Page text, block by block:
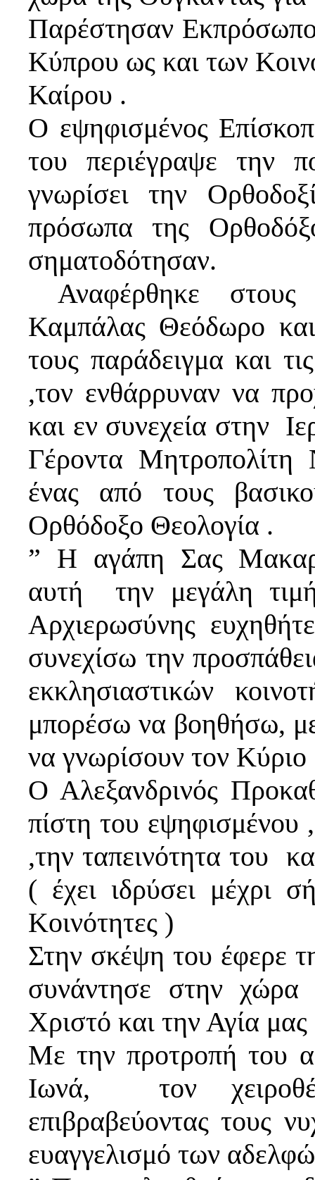
Παρέστησαν
Κύπρου ως και των
Καίρου .
Ο εψηφισμένος
του περιέγραψε την
γνωρίσει την
πρόσωπα της
σηματοδότησαν.
Αναφέρθηκε στους
Καμπάλας Θεόδωρο
τους παράδειγμα και
,τον ενθάρρυναν να
και εν συνεχεία στην
Γέροντα
ένας από τους
Ορθόδοξο Θεολογία .
” Η αγάπη Σας
αυτή την μεγάλη
Αρχιερωσύνης
συνεχίσω την
εκκλησιαστικών
μπορέσω να βοηθήσω,
να γνωρίσουν τον
Ο Αλεξανδρινός
πίστη του εψηφισμένου
,την ταπεινότητα του
( έχει ιδρύσει μέχρι
Κοινότητες )
Στην σκέψη του έφερε
συνάντησε στην
Χριστό και την Αγία
Με την προτροπή του
Ιωνά, τον
επιβραβεύοντας τους
ευαγγελισμό των